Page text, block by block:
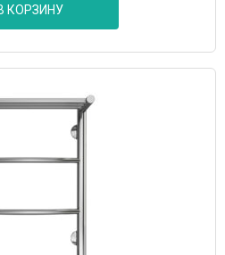
КОРЗИНУ